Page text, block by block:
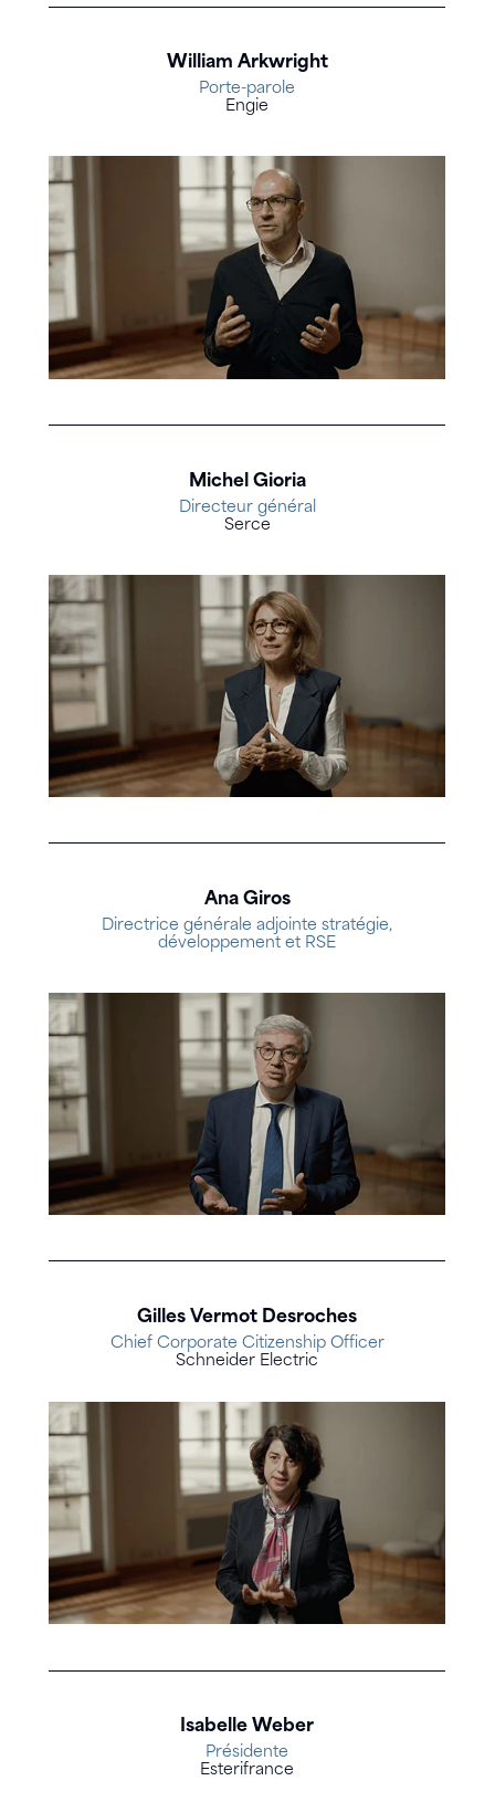
William Arkwright
Porte-parole
Engie
Michel Gioria
Directeur général
Serce
Ana Giros
Directrice générale adjointe stratégie,
développement et RSE
Gilles Vermot Desroches
Chief Corporate Citizenship Officer
Schneider Electric
Isabelle Weber
Présidente
Esterifrance